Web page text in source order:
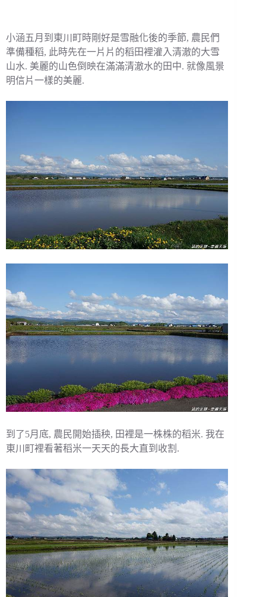
小涵五月到東川町時剛好是雪融化後的季節, 農民們
準備種稻, 此時先在一片片的稻田裡灌入清澈的大雪
山水. 美麗的山色倒映在滿滿清澈水的田中. 就像風景
明信片一樣的美麗.
到了5月底, 農民開始插秧, 田裡是一株株的稻米. 我在
東川町裡看著稻米一天天的長大直到收割.